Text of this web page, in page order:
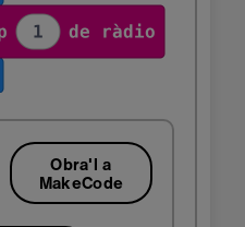
Obra'l a
MakeCode